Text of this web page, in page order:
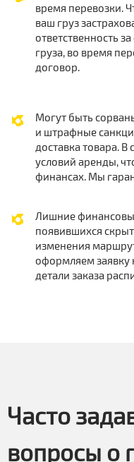
время перевозки.
ваш груз
ответственность
груза, во время
договор.
Могут быть
и штрафные
доставка товара.
условий аренды,
финансах. Мы
Лишние
появившихся
изменения
оформляем заявку
детали заказа
Часто
вопросы о